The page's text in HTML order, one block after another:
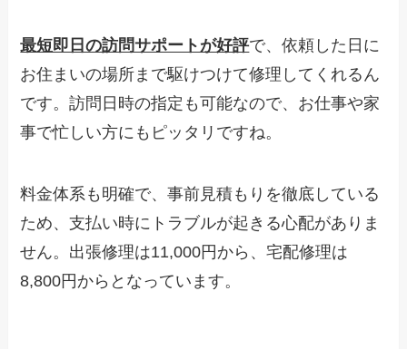
最短即日の訪問サポートが好評で、依頼した日に
お住まいの場所まで駆けつけて修理してくれるん
です。訪問日時の指定も可能なので、お仕事や家
事で忙しい方にもピッタリですね。
料金体系も明確で、事前見積もりを徹底している
ため、支払い時にトラブルが起きる心配がありま
せん。出張修理は11,000円から、宅配修理は
8,800円からとなっています。